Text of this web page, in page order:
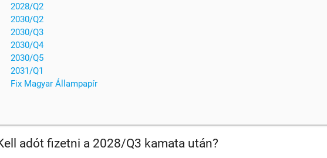
2028/Q2
2030/Q2
2030/Q3
2030/Q4
2030/Q5
2031/Q1
Fix Magyar Állampapír
adót fizetni a 2028/Q3 kamata után?